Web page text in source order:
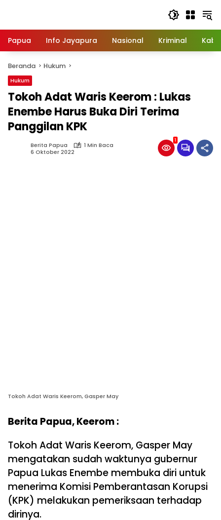
Papua
Info Jayapura Nasional Kriminal
Beranda Hukum
Hukum
Tokoh Adat Waris Keerom : Lukas
Enembe Harus Buka Diri Terima
Panggilan KPK
Berita Papua
1 Min Baca
6 Oktober 2022
1
Tokoh Adat Waris Keerom, Gasper May
Berita Papua, Keerom :
Tokoh Adat Waris Keerom, Gasper May
mengatakan sudah waktunya gubernur
Papua Lukas Enembe membuka diri untuk
menerima Komisi Pemberantasan Korupsi
(KPK) melakukan pemeriksaan terhadap
dirinya.